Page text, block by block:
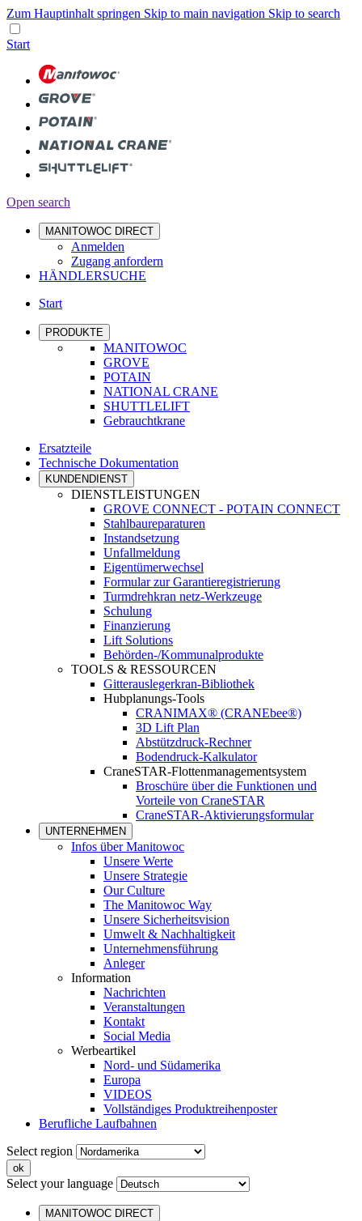
Zum Hauptinhalt springen Skip to main navigation Skip to search
Start
Open search
MANITOWOC DIRECT
Anmelden
Zugang anfordern
HÄNDLERSUCHE
Start
PRODUKTE
MANITOWOC
GROVE
POTAIN
NATIONAL CRANE
SHUTTLELIFT
Gebrauchtkrane
Ersatzteile
Technische Dokumentation
KUNDENDIENST
DIENSTLEISTUNGEN
GROVE CONNECT - POTAIN CONNECT
Stahlbaureparaturen
Instandsetzung
Unfallmeldung
Eigentümerwechsel
Formular zur Garantieregistrierung
Turmdrehkran netz-Werkzeuge
Schulung
Finanzierung
Lift Solutions
Behörden-/Kommunalprodukte
TOOLS & RESSOURCEN
Gitterauslegerkran-Bibliothek
Hubplanungs-Tools
CRANIMAX® (CRANEbee®)
3D Lift Plan
Abstützdruck-Rechner
Bodendruck-Kalkulator
CraneSTAR-Flottenmanagementsystem
Broschüre über die Funktionen und
Vorteile von CraneSTAR
CraneSTAR-Aktivierungsformular
UNTERNEHMEN
Infos über Manitowoc
Unsere Werte
Unsere Strategie
Our Culture
The Manitowoc Way
Unsere Sicherheitsvision
Umwelt & Nachhaltigkeit
Unternehmensführung
Anleger
Information
Nachrichten
Veranstaltungen
Kontakt
Social Media
Werbeartikel
Nord- und Südamerika
Europa
VIDEOS
Vollständiges Produktreihenposter
Berufliche Laufbahnen
Select region
Select your language
MANITOWOC DIRECT